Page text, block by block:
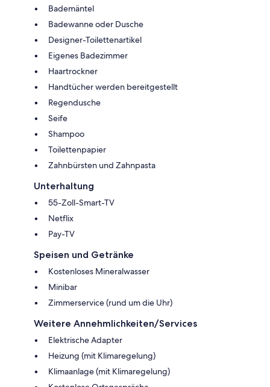
Bademäntel
Badewanne oder Dusche
Designer-Toilettenartikel
Eigenes Badezimmer
Haartrockner
Handtücher werden bereitgestellt
Regendusche
Seife
Shampoo
Toilettenpapier
Zahnbürsten und Zahnpasta
Unterhaltung
55-Zoll-Smart-TV
Netflix
Pay-TV
Speisen und Getränke
Kostenloses Mineralwasser
Minibar
Zimmerservice (rund um die Uhr)
Weitere Annehmlichkeiten/Services
Elektrische Adapter
Heizung (mit Klimaregelung)
Klimaanlage (mit Klimaregelung)